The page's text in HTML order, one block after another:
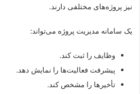
نیز پروژه‌های مختلفی دارند.
یک سامانه مدیریت پروژه می‌تواند:
وظایف را ثبت کند.
پیشرفت فعالیت‌ها را نمایش دهد.
تأخیرها را مشخص کند.